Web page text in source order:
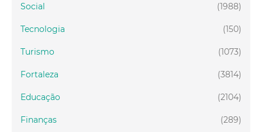
(1988)
Social
(150)
Tecnologia
(1073)
Turismo
(3814)
Fortaleza
(2104)
Educação
(289)
Finanças